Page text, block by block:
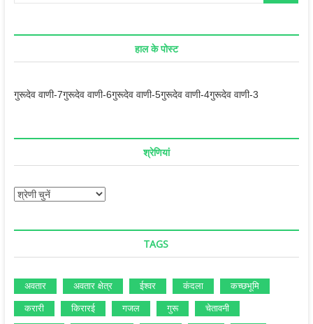
हाल के पोस्ट
गुरूदेव वाणी-7गुरूदेव वाणी-6गुरूदेव वाणी-5गुरूदेव वाणी-4गुरूदेव वाणी-3
श्रेणियां
श्रेणियां
TAGS
अवतार अवतार क्षेत्र ईश्‍वर कंदला कच्‍छभूमि
करारी किरारई गजल गुरू चेतावनी